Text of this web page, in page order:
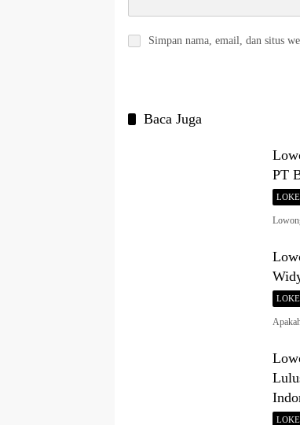
Simpan nama, email, dan situs
Baca Juga
PT